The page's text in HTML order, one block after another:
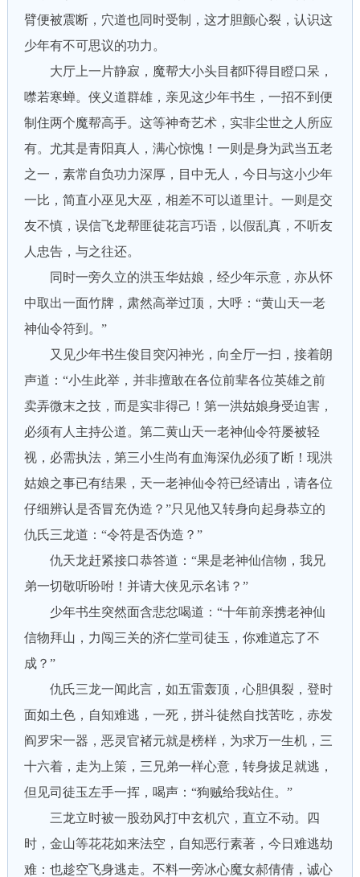
臂便被震断，穴道也同时受制，这才胆颤心裂，认识这
少年有不可思议的功力。
大厅上一片静寂，魔帮大小头目都吓得目瞪口呆，
噤若寒蝉。侠义道群雄，亲见这少年书生，一招不到便
制住两个魔帮高手。这等神奇艺术，实非尘世之人所应
有。尤其是青阳真人，满心惊愧！一则是身为武当五老
之一，素常自负功力深厚，目中无人，今日与这小少年
一比，简直小巫见大巫，相差不可以道里计。一则是交
友不慎，误信飞龙帮匪徒花言巧语，以假乱真，不听友
人忠告，与之往还。
同时一旁久立的洪玉华姑娘，经少年示意，亦从怀
中取出一面竹牌，肃然高举过顶，大呼：“黄山天一老
神仙令符到。”
又见少年书生俊目突闪神光，向全厅一扫，接着朗
声道：“小生此举，并非擅敢在各位前辈各位英雄之前
卖弄微末之技，而是实非得己！第一洪姑娘身受迫害，
必须有人主持公道。第二黄山天一老神仙令符屡被轻
视，必需执法，第三小生尚有血海深仇必须了断！现洪
姑娘之事已有结果，天一老神仙令符已经请出，请各位
仔细辨认是否冒充伪造？”只见他又转身向起身恭立的
仇氏三龙道：“令符是否伪造？”
仇天龙赶紧接口恭答道：“果是老神仙信物，我兄
弟一切敬听吩咐！并请大侠见示名讳？”
少年书生突然面含悲忿喝道：“十年前亲携老神仙
信物拜山，力闯三关的济仁堂司徒玉，你难道忘了不
成？”
仇氏三龙一闻此言，如五雷轰顶，心胆俱裂，登时
面如土色，自知难逃，一死，拼斗徒然自找苦吃，赤发
阎罗宋一器，恶灵官褚元就是榜样，为求万一生机，三
十六着，走为上策，三兄弟一样心意，转身拔足就逃，
但见司徒玉左手一挥，喝声：“狗贼给我站住。”
三龙立时被一股劲风打中玄机穴，直立不动。四
时，金山等花花如来法空，自知恶行素著，今日难逃劫
难：也趁空飞身逃走。不料一旁冰心魔女郝倩倩，诚心